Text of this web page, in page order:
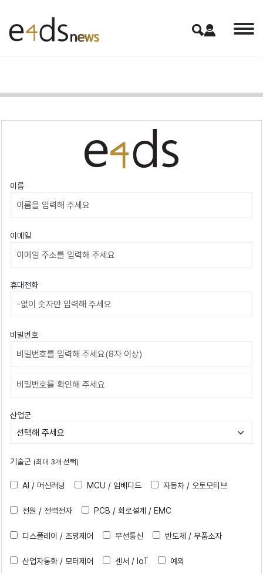
이름
이메일
휴대전화
비밀번호
비밀번호확인
산업군
기술군 (최대 3개 선택)
AI / 머신러닝 MCU / 임베디드 자동차 / 오토모티브
전원 / 전력전자 PCB / 회로설계 / EMC
디스플레이 / 조명제어 무선통신 반도체 / 부품소자
산업자동화 / 모터제어 센서 / IoT 예외